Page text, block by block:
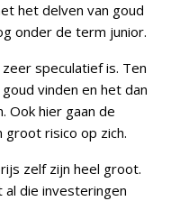
het delven van goud
onder de term junior.
speculatief is. Ten
vinden en het dan
Ook hier gaan de
risico op zich.
zelf zijn heel groot.
al die investeringen